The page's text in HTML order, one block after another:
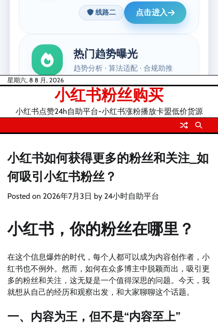
Skip星期六, 8 8 月, 2026
小红书粉丝购买
小红书点赞24h自助平台-小红书涨粉播放卡盟低价货源
小红书如何获得更多的粉丝和关注_如
何吸引小红书粉丝？
Posted on 2026年7月3日 by 24小时自助平台
小红书，你的粉丝在哪里？
在这个信息爆炸的时代，每个人都可以成为内容创作者，小
红书也不例外。然而，如何在众多博主中脱颖而出，吸引更
多的粉丝和关注，这无疑是一个值得深思的问题。今天，我
就想从自己的经历和观察出发，和大家聊聊这个话题。
一、内容为王，但不是“内容至上”